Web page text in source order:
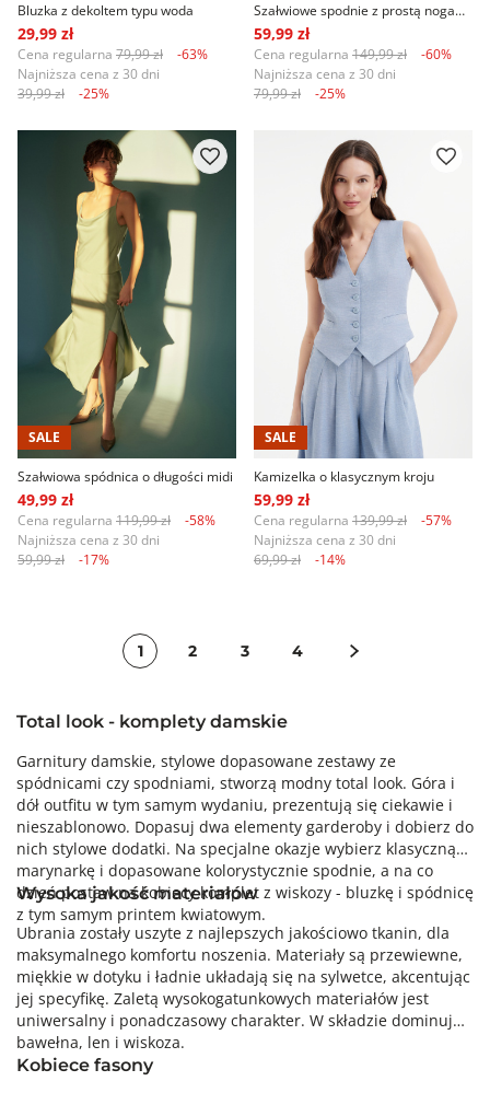
Bluzka z dekoltem typu woda
29,99 zł
Cena regularna 79,99 zł
-63%
Najniższa cena z 30 dni
39,99 zł
-25%
Szałwiowe spodnie z prostą nogawką
59,99 zł
Cena regularna 149,99 zł
-60%
Najniższa cena z 30 dni
79,99 zł
-25%
SALE
Szałwiowa spódnica o długości midi
49,99 zł
Cena regularna 119,99 zł
-58%
Najniższa cena z 30 dni
59,99 zł
-17%
SALE
Kamizelka o klasycznym kroju
59,99 zł
Cena regularna 139,99 zł
-57%
Najniższa cena z 30 dni
69,99 zł
-14%
1 2 3 4
Total look - komplety damskie
Garnitury damskie, stylowe dopasowane zestawy ze
spódnicami czy spodniami, stworzą modny total look. Góra i
dół outfitu w tym samym wydaniu, prezentują się ciekawie i
nieszablonowo. Dopasuj dwa elementy garderoby i dobierz do
nich stylowe dodatki. Na specjalne okazje wybierz klasyczną
marynarkę i dopasowane kolorystycznie spodnie, a na co
dzień postaw na kobiecy komplet z wiskozy - bluzkę i spódnicę
z tym samym printem kwiatowym.
Wysoka jakość materiałów
Ubrania zostały uszyte z najlepszych jakościowo tkanin, dla
maksymalnego komfortu noszenia. Materiały są przewiewne,
miękkie w dotyku i ładnie układają się na sylwetce, akcentując
jej specyfikę. Zaletą wysokogatunkowych materiałów jest
uniwersalny i ponadczasowy charakter. W składzie dominuje
bawełna, len i wiskoza.
Kobiece fasony